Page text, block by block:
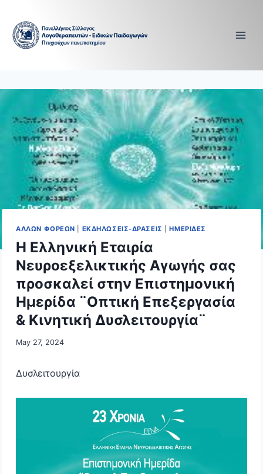
content
ΑΛΛΩΝ ΦΟΡΕΩΝ ΕΚΔΗΛΩΣΕΙΣ-ΔΡΑΣΕΙΣ |ΗΜΕΡΙΔΕΣ
Η Ελληνική Εταιρία
Νευροεξελικτικής Αγωγής σας
προσκαλεί στην Επιστημονική
Ημερίδα ¨Οπτική Επεξεργασία
& Κινητική Δυσλειτουργία¨
May 27, 2024
Δυσλειτουργία